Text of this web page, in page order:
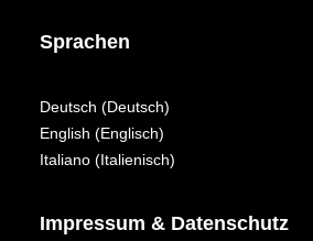
Sprachen
Deutsch (Deutsch)
English (Englisch)
Italiano (Italienisch)
Impressum & Datenschutz